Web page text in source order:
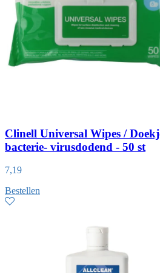
Clinell Universal Wipes /
bacterie- virusdodend - 50 st
7,19
Bestellen